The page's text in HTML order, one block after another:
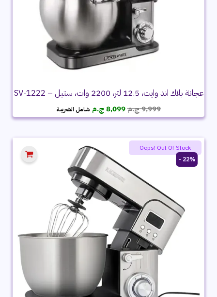
عجانة بلاك اند وايت، 12.5 لتر، 2200 وات، ستيل – SV-1222
9,999ج.مالسعر
الأصلي
9,999 ج.م.
8,099 ج.م السعر
الحالي
8,099 ج.م.
شامل الضريبة
22% -
Oops! Out Of Stock